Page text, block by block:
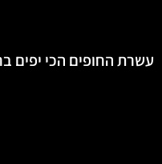
עשרת החופים הכי יפים